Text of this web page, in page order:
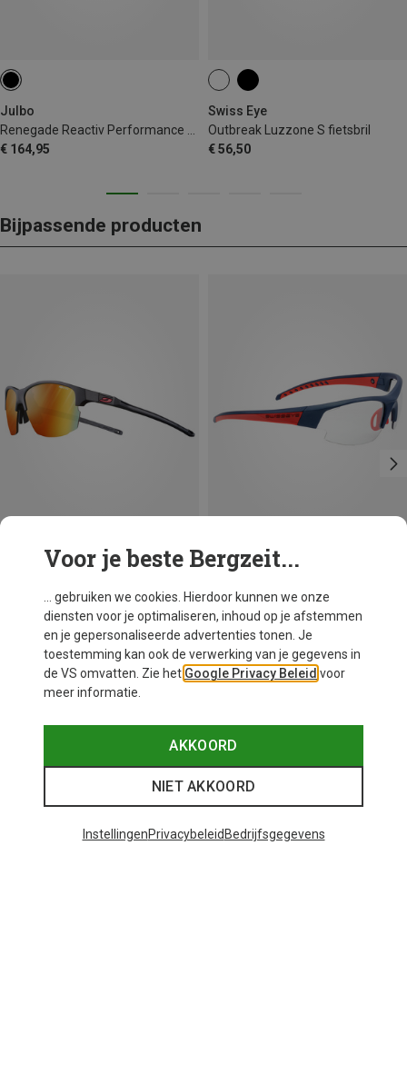
Julbo
€ 164,95
Swiss Eye
Outbreak Luzzone S fietsbril
€ 56,50
Bijpassende producten
Je bespaart 17% Je bespaart 31%
Voor je beste Bergzeit...
... gebruiken we cookies. Hierdoor kunnen we onze
diensten voor je optimaliseren, inhoud op je afstemmen
en je gepersonaliseerde advertenties tonen. Je
toestemming kan ook de verwerking van je gegevens in
de VS omvatten. Zie het Google Privacy Beleid voor
meer informatie.
AKKOORD
NIET AKKOORD
InstellingenPrivacybeleid Bedrijfsgegevens